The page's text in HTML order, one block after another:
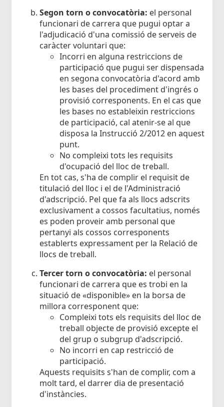
Segon torn o convocatòria: el personal
funcionari de carrera que pugui optar a
l'adjudicació d'una comissió de serveis de
caràcter voluntari que:
Incorri en alguna restriccions de
participació que pugui ser dispensada
en segona convocatòria d'acord amb
les bases del procediment d'ingrés o
provisió corresponents. En el cas que
les bases no estableixin restriccions
de participació, cal atenir-se al que
disposa la Instrucció 2/2012 en aquest
punt.
No compleixi tots les requisits
d'ocupació del lloc de treball.
En tot cas, s'ha de complir el requisit de
titulació del lloc i el de l'Administració
d'adscripció. Pel que fa als llocs adscrits
exclusivament a cossos facultatius, només
es poden proveir amb personal que
pertanyi als cossos corresponents
establerts expressament per la Relació de
llocs de treball.
Tercer torn o convocatòria: el personal
funcionari de carrera que es trobi en la
situació de «disponible» en la borsa de
millora corresponent que:
Compleixi tots els requisits del lloc de
treball objecte de provisió excepte el
del grup o subgrup d'adscripció.
No incorri en cap restricció de
participació.
Aquests requisits s'han de complir, com a
molt tard, el darrer dia de presentació
d'instàncies.